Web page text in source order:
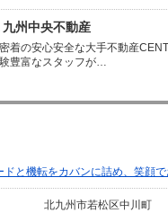
州中央不動産
着の安心安全な大手不動産
豊富なスタッフが…
ドと機転をカバンに詰め、笑顔
北九州市若松区中川町